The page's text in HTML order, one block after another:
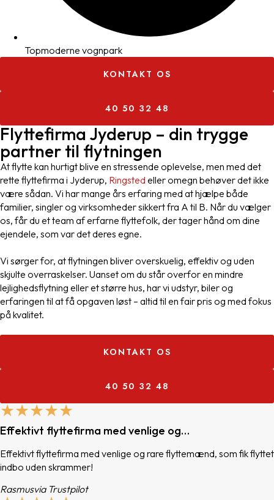
Topmoderne vognpark
KONTAKT OS
40 50 32 48
Flyttefirma Jyderup – din trygge
partner til flytningen
At flytte kan hurtigt blive en stressende oplevelse, men med det
rette flyttefirma i Jyderup, Ringsted eller omegn behøver det ikke
være sådan. Vi har mange års erfaring med at hjælpe både
familier, singler og virksomheder sikkert fra A til B. Når du vælger
os, får du et team af erfarne flyttefolk, der tager hånd om dine
ejendele, som var det deres egne.
Vi sørger for, at flytningen bliver overskuelig, effektiv og uden
skjulte overraskelser. Uanset om du står overfor en mindre
lejlighedsflytning eller et større hus, har vi udstyr, biler og
erfaringen til at få opgaven løst – altid til en fair pris og med fokus
på kvalitet.
KONTAKT OS
40 50 32 48
★★★★★
Effektivt flyttefirma med venlige og…
Effektivt flyttefirma med venlige og rare flyttemænd, som fik flyttet
indbo uden skrammer!
Rasmusvia Trustpilot